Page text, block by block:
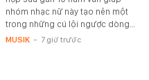
nhóm nhạc nữ này tạo nên một
trong những cú lội ngược dòng…
MUSIK - 7 giờ trước